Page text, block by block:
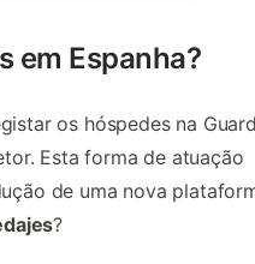
em Espanha?
os hóspedes na
Esta forma de atuação
de uma nova
?